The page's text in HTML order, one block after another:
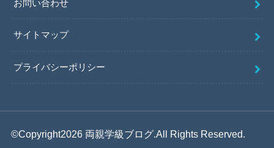
お問い合わせ
サイトマップ
プライバシーポリシー
©Copyright2026 両親学級ブログ.All Rights Reserved.